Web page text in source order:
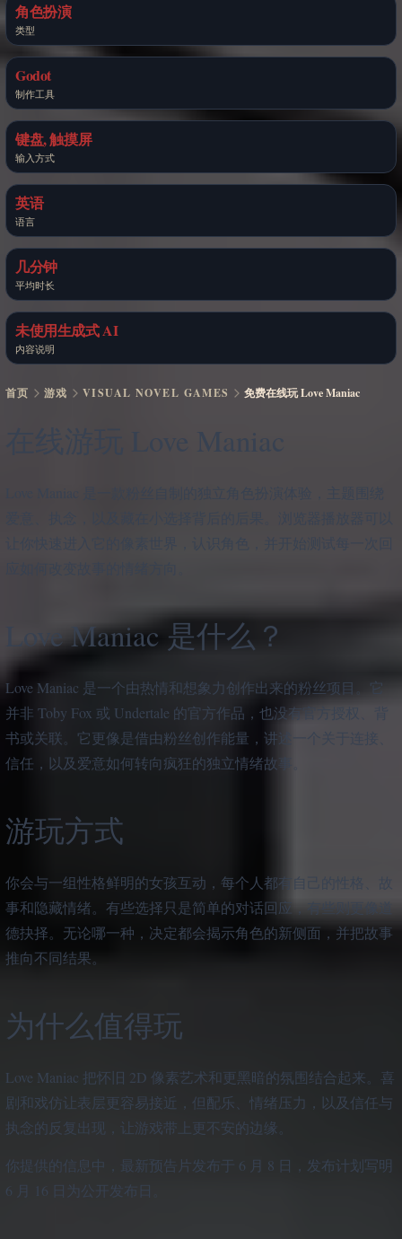
角色扮演
类型
Godot
制作工具
键盘, 触摸屏
输入方式
英语
语言
几分钟
平均时长
未使用生成式 AI
内容说明
首页 游戏 VISUAL NOVEL GAMES 免费在线玩 Love Maniac
在线游玩 Love Maniac
Love Maniac 是什么？
Love Maniac 是一个由热情和想象力创作出来的粉丝项目。它
并非 Toby Fox 或 Undertale 的官方作品，也没有官方授权、背
书或关联。它更像是借由粉丝创作能量，讲述一个关于连接、
信任，以及爱意如何转向疯狂的独立情绪故事。
游玩方式
你会与一组性格鲜明的女孩互动，每个人都有自己的性格、故
事和隐藏情绪。有些选择只是简单的对话回应，有些则更像道
德抉择。无论哪一种，决定都会揭示角色的新侧面，并把故事
推向不同结果。
为什么值得玩
Love Maniac 把怀旧 2D 像素艺术和更黑暗的氛围结合起来。喜
剧和戏仿让表层更容易接近，但配乐、情绪压力，以及信任与
执念的反复出现，让游戏带上更不安的边缘。
你提供的信息中，最新预告片发布于 6 月 8 日，发布计划写明
6 月 16 日为公开发布日。